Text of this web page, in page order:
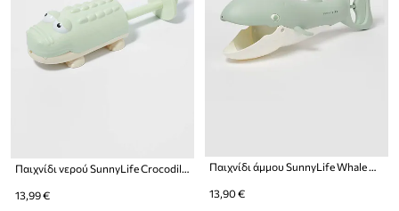
13,99 €
Παιχνίδι άμμου SunnyLife Whale Green
13,90 €